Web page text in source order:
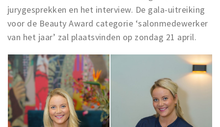
jurygesprekken en het interview. De gala-uitreiking
voor de Beauty Award categorie ‘salonmedewerker
van het jaar’ zal plaatsvinden op zondag 21 april.